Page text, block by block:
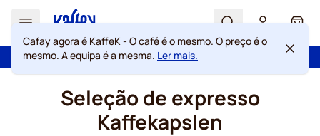
Ir para o Conteúdo
Search Cart
Portes grátis acima de 49 €
100 dias de direito de rescisão
Cafay agora é KaffeK - O café é o mesmo. O preço é o
mesmo. A equipa é a mesma. Ler mais.
Seleção de expresso
Kaffekapslen